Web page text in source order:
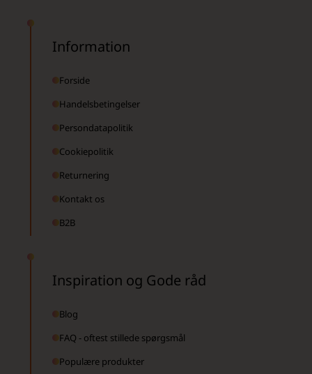
Information
Forside
Handelsbetingelser
Persondatapolitik
Cookiepolitik
Returnering
Kontakt os
B2B
Inspiration og Gode råd
Blog
FAQ - oftest stillede spørgsmål
Populære produkter